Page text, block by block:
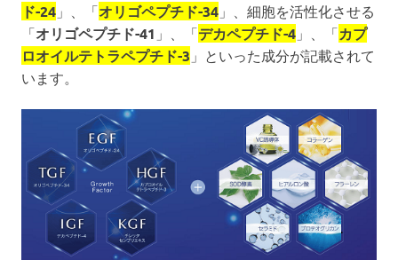
ド-24 」、「オリゴペプチド-34 」、細胞を活性化させる
「オリゴペプチド-41 」、「デカペプチド-4 」、「カプ
ロオイルテトラペプチド-3 」といった成分が記載されて
います。